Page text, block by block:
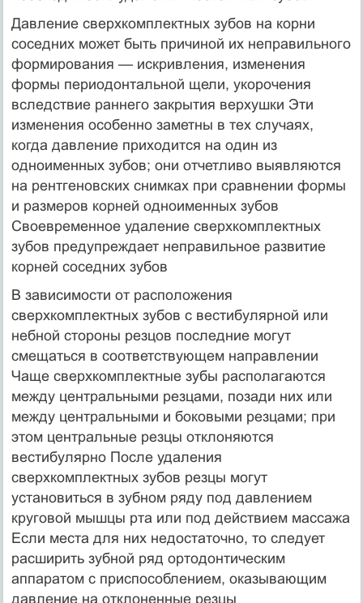
Давление сверхкомплектных зубов на корни
соседних может быть причиной их неправильного
формирования — искривле­ния, изменения
формы периодонтальной щели, укорочения
вследствие раннего закрытия верхушки Эти
изменения особен­но заметны в тех случаях,
когда давление приходится на один из
одноименных зубов; они отчетливо выявляются
на рентге­новских снимках при сравнении формы
и размеров корней одноименных зубов
Своевременное удаление сверхкомплект­ных
зубов предупреждает неправильное развитие
корней сосед­них зубов
В зависимости от расположения
сверхкомплектных зубов с вестибулярной или
небной стороны резцов последние могут
смещаться в соответствующем направлении
Чаще сверхкомп­лектные зубы располагаются
между центральными резцами, позади них или
между центральными и боковыми резцами; при
этом центральные резцы отклоняются
вестибулярно После удаления
сверхкомплектных зубов резцы могут
установиться в зубном ряду под давлением
круговой мышцы рта или под действием массажа
Если места для них недостаточно, то сле­дует
расширить зубной ряд ортодонтическим
аппаратом с приспособлением, оказывающим
давление на отклоненные резцы